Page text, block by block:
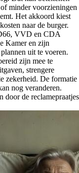
minder voorzieningen
Het akkoord kiest
naar de burger.
VVD en CDA
Kamer en zijn
uit te voeren.
zijn mee te
strengere
zekerheid. De formatie
nog veranderen.
door de reclamepraatjes